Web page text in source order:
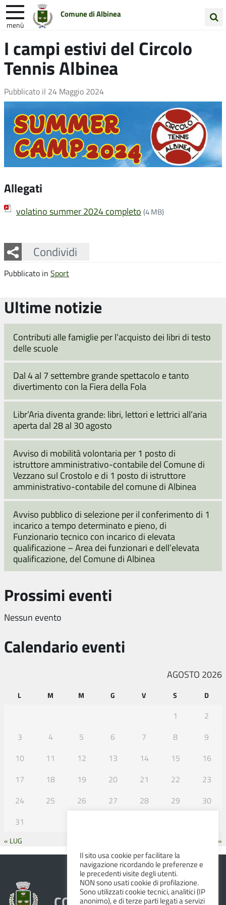
Comune di Albinea
menù
sito
Entra in Comune Vivi Albinea
Unione Colline Matildiche
I campi estivi del Circolo
Tennis Albinea
Pubblicato il 24 Maggio 2024
Allegati
volatino summer 2024 completo (4 MB)
Condividi
Facebook
Twitter
Whatsapp
Pubblicato in Sport
Ultime notizie
Contributi alle famiglie per l’acquisto dei libri di testo
delle scuole
Dal 4 al 7 settembre grande spettacolo e tanto
divertimento con la Fiera della Fola
Libr’Aria diventa grande: libri, lettori e lettrici all’aria
aperta dal 28 al 30 agosto
Avviso di mobilità volontaria per 1 posto di
istruttore amministrativo-contabile del Comune di
Vezzano sul Crostolo e di 1 posto di istruttore
amministrativo-contabile del comune di Albinea
Avviso pubblico di selezione per il conferimento di 1
incarico a tempo determinato e pieno, di
Funzionario tecnico con incarico di elevata
qualificazione – Area dei funzionari e dell’elevata
qualificazione, del Comune di Albinea
Prossimi eventi
Nessun evento
Calendario eventi
AGOSTO 2026
L M M G V S D
1
2
3
4 5 6 7 8
9
10
11 12 13 14 15
16
17
18 19 20 21 22
23
24
25 26 27 28 29
30
31
« LUG SET »
Il sito usa cookie per facilitare la
navigazione ricordando le preferenze e
le precedenti visite degli utenti.
NON sono usati cookie di profilazione.
Sono utilizzati cookie tecnici, analitici (IP
anonimo), e di terze parti legati a servizi